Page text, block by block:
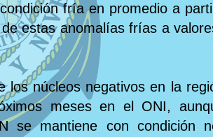
fría en promedio a
estas anomalías frías a
los núcleos negativos en la
meses en el ONI,
se mantiene con condición